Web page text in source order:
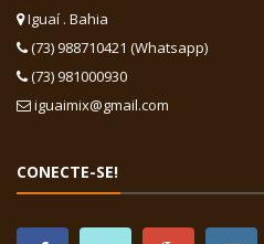
Iguaí . Bahia
(73) 988710421 (Whatsapp)
(73) 981000930
iguaimix@gmail.com
CONECTE-SE!